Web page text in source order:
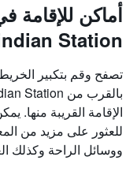
Station
تصفح وقم بتكبير
الإقامة القريبة منها.
للعثور على مزيد من
ووسائل الراحة وكذلك